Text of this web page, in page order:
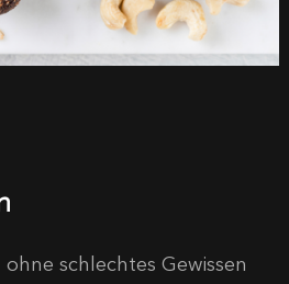
schlechtes Gewissen